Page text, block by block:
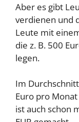
Aber es gibt
verdienen und
Leute mit
die z. B. 500
legen.
Im
Euro pro
ist auch schon